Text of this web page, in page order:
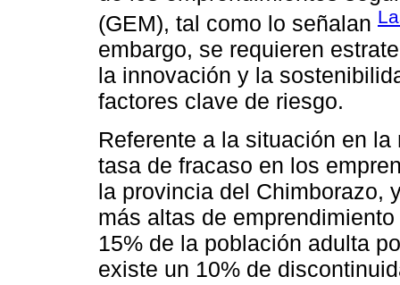
(GEM), tal como lo señalan
embargo, se requieren
la innovación y la
factores clave de riesgo.
Referente a la situación en
tasa de fracaso en los
la provincia del Chimborazo,
más altas de
15% de la población adulta
existe un 10% de